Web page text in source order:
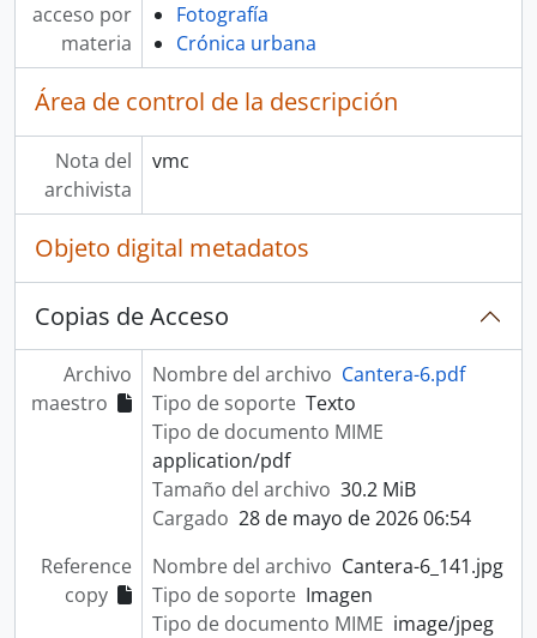
acceso por
materia
Fotografía
Crónica urbana
Área de control de la descripción
Nota del
archivista
vmc
Objeto digital metadatos
Copias de Acceso
Archivo
maestro
Nombre del archivo Cantera-6.pdf
Tipo de soporte Texto
Tipo de documento MIME
application/pdf
Tamaño del archivo 30.2 MiB
Cargado 28 de mayo de 2026 06:54
Reference
copy
Nombre del archivo Cantera-6_141.jpg
Tipo de soporte Imagen
Tipo de documento MIME image/jpeg